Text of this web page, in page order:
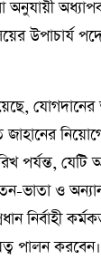
উপাচার্য
যোগদানের
পর্যন্ত, যেটি
ভাতা ও
নির্বাহী
পালন করবেন।